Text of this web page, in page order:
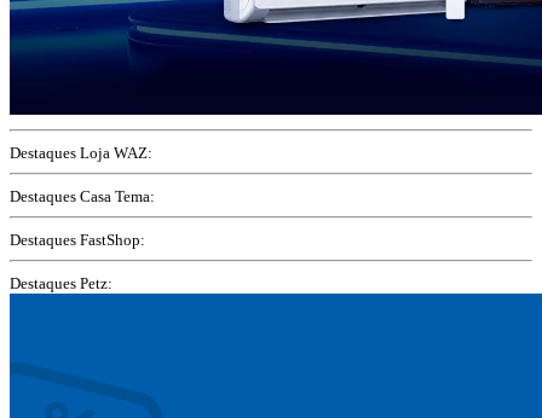
Destaques Loja WAZ:
Destaques Casa Tema:
Destaques FastShop:
Destaques Petz: